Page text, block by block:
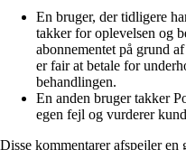
En bruger, der tidligere
takker for oplevelsen og
abonnementet på grund
er fair at betale for
behandlingen.
En anden bruger takker
egen fejl og vurderer
Disse kommentarer afspejler en